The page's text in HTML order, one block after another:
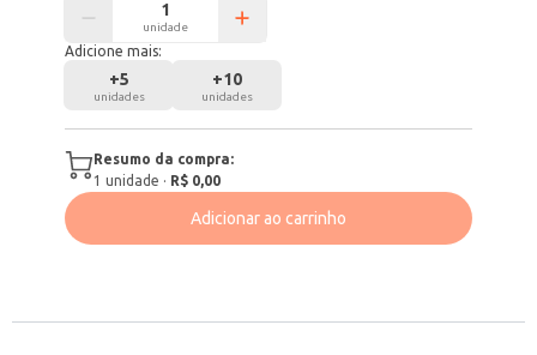
unidade
Adicione mais:
+5
unidades
+10
unidades
Resumo da compra:
1 unidade · R$ 0,00
Adicionar ao carrinho